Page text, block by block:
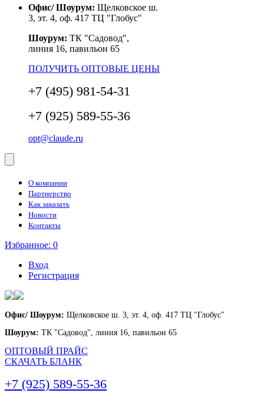
Офис/ Шоурум: Щелковское ш.
3, эт. 4, оф. 417 ТЦ "Глобус"
Шоурум: ТК "Садовод",
линия 16, павильон 65
ПОЛУЧИТЬ ОПТОВЫЕ ЦЕНЫ
+7 (495) 981-54-31
+7 (925) 589-55-36
opt@claude.ru
О компании
Партнерство
Как заказать
Новости
Контакты
Избранное: 0
Вход
Регистрация
Офис/ Шоурум: Щелковское ш. 3, эт. 4, оф. 417 ТЦ "Глобус"
Шоурум: ТК "Садовод", линия 16, павильон 65
ОПТОВЫЙ ПРАЙС
СКАЧАТЬ БЛАНК
+7 (925) 589-55-36